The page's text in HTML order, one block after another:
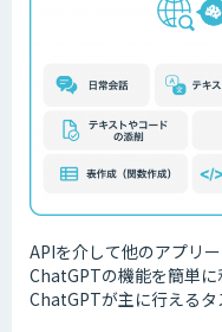
APIを介して他のアプリ
ChatGPTの機能を簡単に
ChatGPTが主に行える